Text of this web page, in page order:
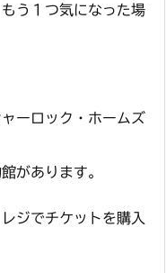
う１つ気になった場
ーロック・ホームズ
があります。
ジでチケットを購入